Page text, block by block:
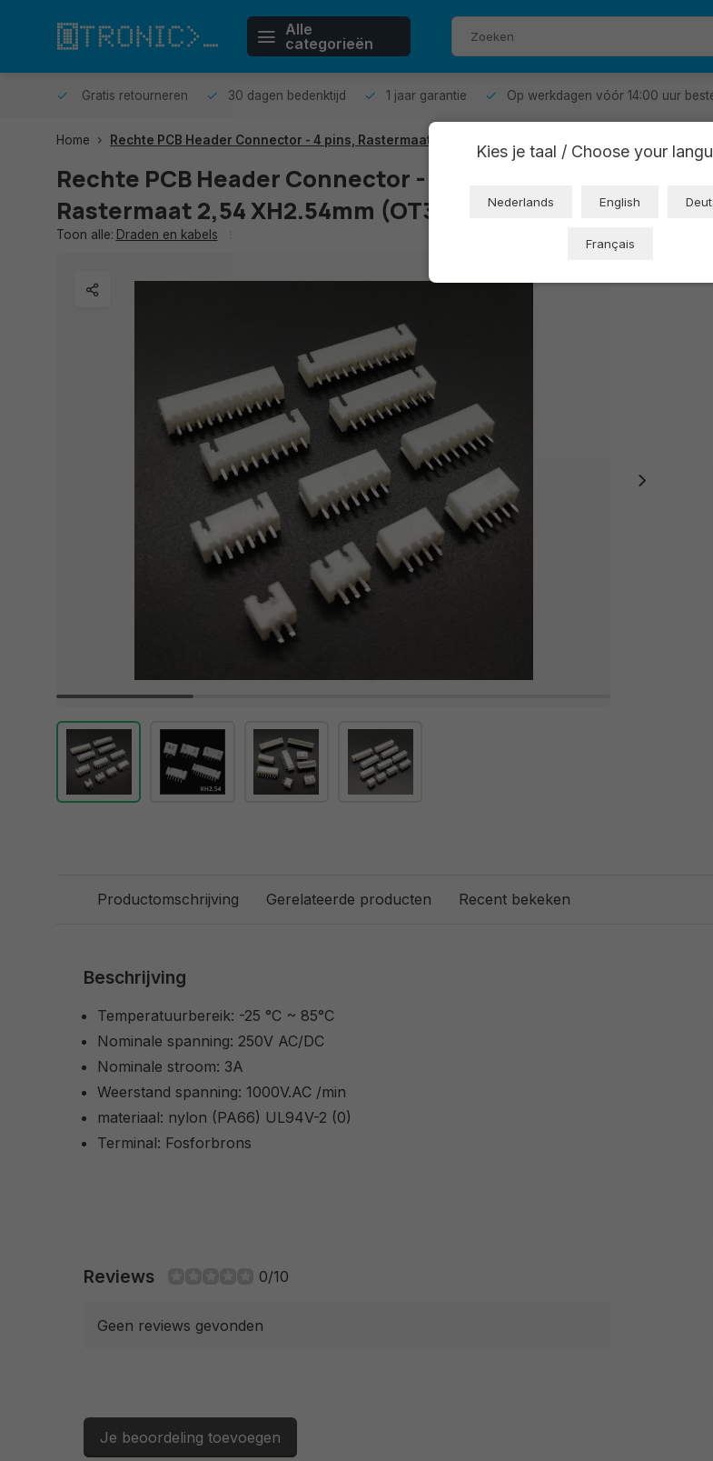
Alle
categorieën
Gratis retourneren 30 dagen bedenktijd 1 jaar garantie Op werkdagen vóór 14:00 uur
Home Rechte PCB Header Connector - 4 pins, Rastermaat 2,54 XH2.54mm
Rechte PCB Header Connector - 4 pins,
Rastermaat 2,54 XH2.54mm (OT3854)
Toon alle: Draden en kabels
Productomschrijving Gerelateerde producten Recent bekeken
Beschrijving
Temperatuurbereik: -25 °C ~ 85°C
Nominale spanning: 250V AC/DC
Nominale stroom: 3A
Weerstand spanning: 1000V.AC /min
materiaal: nylon (PA66) UL94V-2 (0)
Terminal: Fosforbrons
Reviews 0/10
Geen reviews gevonden
Je beoordeling toevoegen
Kies je taal / Choose your
Nederlands English
Français